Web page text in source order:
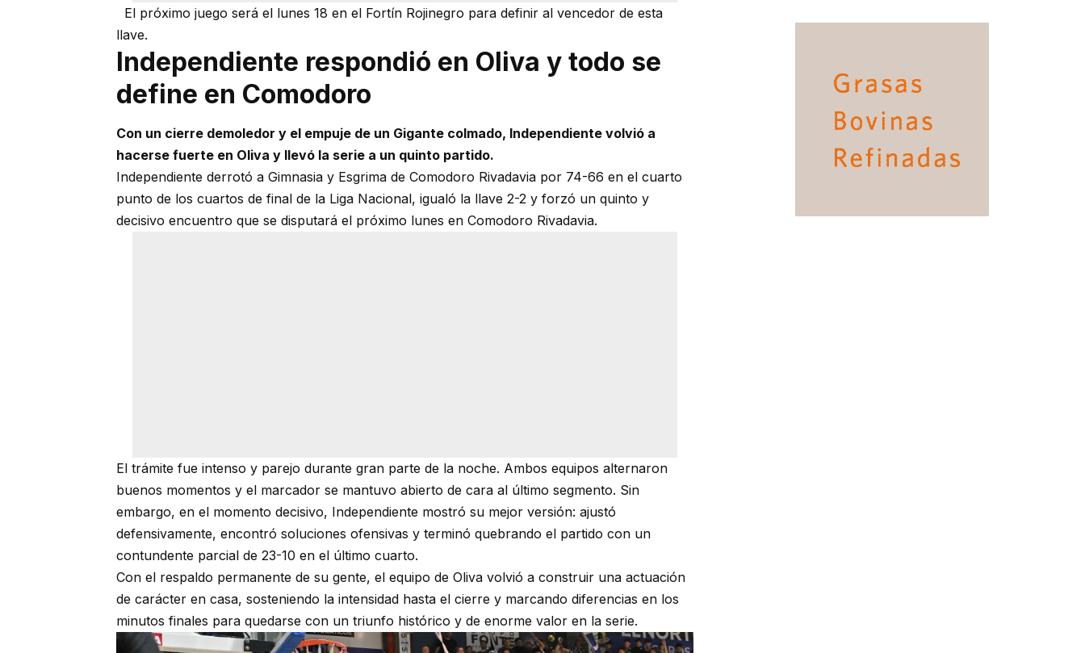
El próximo juego será el lunes 18 en el Fortín Rojinegro para definir al vencedor de esta
llave.
Independiente respondió en Oliva y todo se
define en Comodoro
Con un cierre demoledor y el empuje de un Gigante colmado, Independiente volvió a
hacerse fuerte en Oliva y llevó la serie a un quinto partido.
Independiente derrotó a Gimnasia y Esgrima de Comodoro Rivadavia por 74-66 en el cuarto
punto de los cuartos de final de la Liga Nacional, igualó la llave 2-2 y forzó un quinto y
decisivo encuentro que se disputará el próximo lunes en Comodoro Rivadavia.
El trámite fue intenso y parejo durante gran parte de la noche. Ambos equipos alternaron
buenos momentos y el marcador se mantuvo abierto de cara al último segmento. Sin
embargo, en el momento decisivo, Independiente mostró su mejor versión: ajustó
defensivamente, encontró soluciones ofensivas y terminó quebrando el partido con un
contundente parcial de 23-10 en el último cuarto.
Con el respaldo permanente de su gente, el equipo de Oliva volvió a construir una actuación
de carácter en casa, sosteniendo la intensidad hasta el cierre y marcando diferencias en los
minutos finales para quedarse con un triunfo histórico y de enorme valor en la serie.